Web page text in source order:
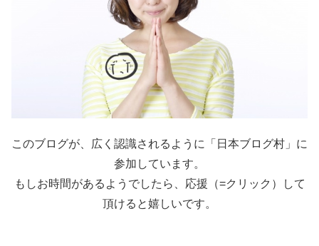
このブログが、広く認識されるように「日本ブログ村」に
参加しています。
もしお時間があるようでしたら、応援（=クリック）して
頂けると嬉しいです。